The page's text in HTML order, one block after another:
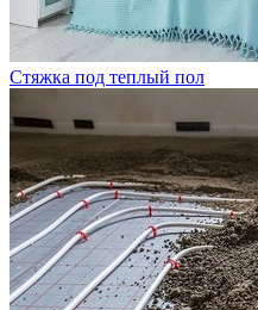
Стяжка под теплый пол